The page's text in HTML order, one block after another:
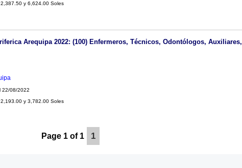
y 6,624.00 Soles
Arequipa 2022: (100) Enfermeros, Técnicos, Odontólogos, Auxiliares,
22/08/2022
y 3,782.00 Soles
Page 1 of 1 1